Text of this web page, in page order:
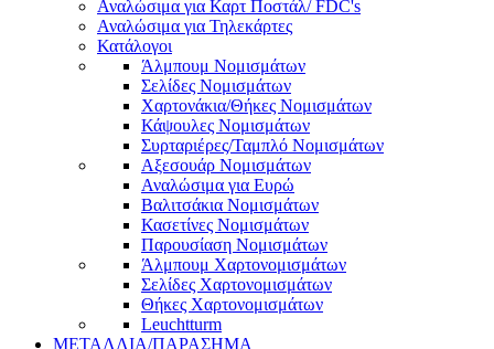
Αναλώσιμα για Καρτ Ποστάλ/ FDC's
Αναλώσιμα για Τηλεκάρτες
Κατάλογοι
Άλμπουμ Νομισμάτων
Σελίδες Νομισμάτων
Χαρτονάκια/Θήκες Νομισμάτων
Κάψουλες Νομισμάτων
Συρταριέρες/Ταμπλό Νομισμάτων
Αξεσουάρ Νομισμάτων
Αναλώσιμα για Ευρώ
Βαλιτσάκια Νομισμάτων
Κασετίνες Νομισμάτων
Παρουσίαση Νομισμάτων
Άλμπουμ Χαρτονομισμάτων
Σελίδες Χαρτονομισμάτων
Θήκες Χαρτονομισμάτων
Leuchtturm
ΜΕΤΑΛΛΙΑ/ΠΑΡΑΣΗΜΑ